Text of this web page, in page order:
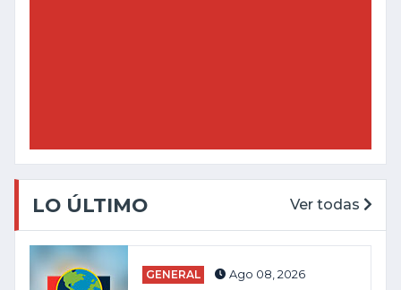
LO ÚLTIMO Ver todas
GENERAL Ago 08, 2026